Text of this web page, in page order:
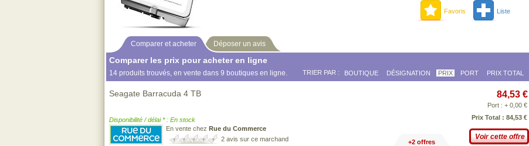
Favoris Liste
Comparer et acheter Déposer un avis
Comparer les prix pour acheter en ligne
14 produits trouvés, en vente dans 9 boutiques en ligne. TRIER PAR : BOUTIQUE DÉSIGNATION PRIX PORT PRIX TOTAL
Seagate Barracuda 4 TB
Disponibilité / délai * : En stock
En vente chez Rue du Commerce
2 avis sur ce marchand
84,53 €
Port : + 0,00 €
Prix Total : 84,53 €
Voir cette offre
+2 offres